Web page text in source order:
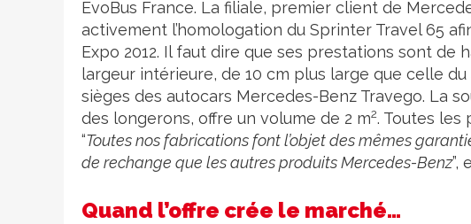
EvoBus France. La filiale, premier client de
activement l’homologation du Sprinter Travel 65
Expo 2012. Il faut dire que ses prestations sont de
largeur intérieure, de 10 cm plus large que celle
sièges des autocars Mercedes-Benz Travego. La
des longerons, offre un volume de 2 m2. Toutes les
“Toutes nos fabrications font l’objet des mêmes
de rechange que les autres produits Mercedes-Benz”,
Quand l’offre crée le marché…